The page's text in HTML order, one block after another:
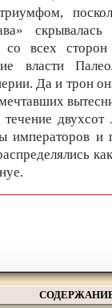
со всех
власти
Да и трон
двухсот
и